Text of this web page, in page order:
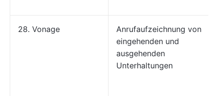
28. Vonage
Anrufaufzeichnung von
eingehenden und
ausgehenden
Unterhaltungen